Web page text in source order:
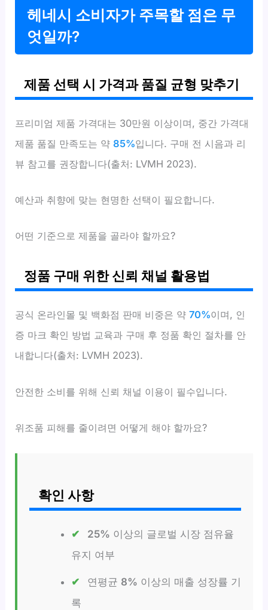
헤네시 소비자가 주목할 점은 무
엇일까?
제품 선택 시 가격과 품질 균형 맞추기
프리미엄 제품 가격대는 30만원 이상이며, 중간 가격대
제품 품질 만족도는 약85%입니다. 구매 전 시음과 리
뷰 참고를 권장합니다(출처: LVMH 2023).
예산과 취향에 맞는 현명한 선택이 필요합니다.
어떤 기준으로 제품을 골라야 할까요?
정품 구매 위한 신뢰 채널 활용법
공식 온라인몰 및 백화점 판매 비중은 약70%이며, 인
증 마크 확인 방법 교육과 구매 후 정품 확인 절차를 안
내합니다(출처: LVMH 2023).
안전한 소비를 위해 신뢰 채널 이용이 필수입니다.
위조품 피해를 줄이려면 어떻게 해야 할까요?
확인 사항
25% 이상의 글로벌 시장 점유율
유지 여부
연평균 8% 이상의 매출 성장률 기
록